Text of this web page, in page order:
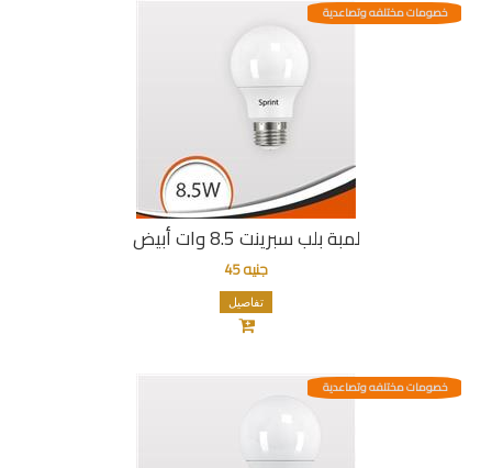
لمبة بلب سبرينت 8.5 وات أبيض
خصومات مختلفه وتصاعدية
جنيه 45
تفاصيل
خصومات مختلفه وتصاعدية